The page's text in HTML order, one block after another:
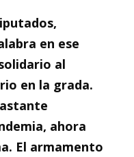
en ese
al
en la grada.
ahora
El armamento